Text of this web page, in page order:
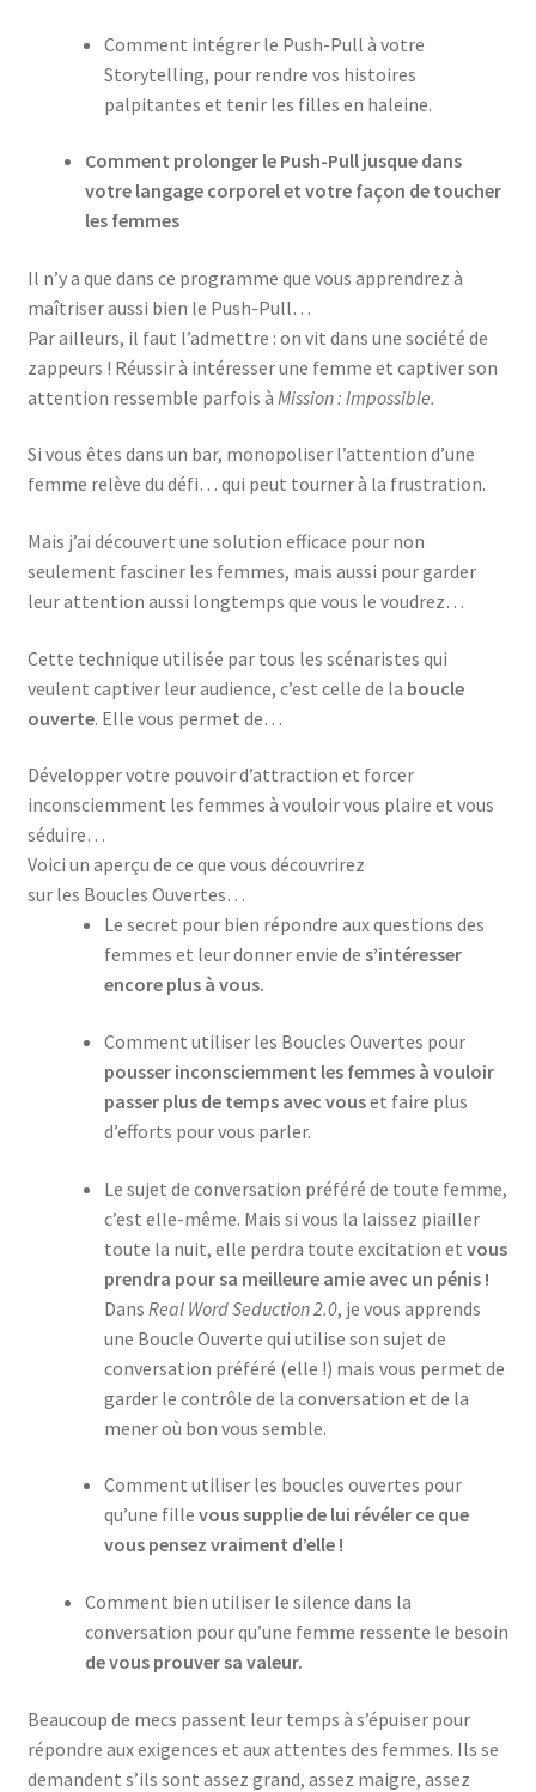
Comment intégrer le Push-Pull à votre
Storytelling, pour rendre vos histoires
palpitantes et tenir les filles en haleine.
Comment prolonger le Push-Pull jusque dans
votre langage corporel et votre façon de toucher
les femmes
Il n’y a que dans ce programme que vous apprendrez à
maîtriser aussi bien le Push-Pull…
Par ailleurs, il faut l’admettre : on vit dans une société de
zappeurs ! Réussir à intéresser une femme et captiver son
attention ressemble parfois à Mission : Impossible.
Si vous êtes dans un bar, monopoliser l’attention d’une
femme relève du défi… qui peut tourner à la frustration.
Mais j’ai découvert une solution efficace pour non
seulement fasciner les femmes, mais aussi pour garder
leur attention aussi longtemps que vous le voudrez…
Cette technique utilisée par tous les scénaristes qui
veulent captiver leur audience, c’est celle de la boucle
ouverte. Elle vous permet de…
Développer votre pouvoir d’attraction et forcer
inconsciemment les femmes à vouloir vous plaire et vous
séduire…
Voici un aperçu de ce que vous découvrirez
sur les Boucles Ouvertes…
Le secret pour bien répondre aux questions des
femmes et leur donner envie de s’intéresser
encore plus à vous.
Comment utiliser les Boucles Ouvertes pour
pousser inconsciemment les femmes à vouloir
passer plus de temps avec vouset faire plus
d’efforts pour vous parler.
Le sujet de conversation préféré de toute femme,
c’est elle-même. Mais si vous la laissez piailler
toute la nuit, elle perdra toute excitation et vous
prendra pour sa meilleure amie avec un pénis !
Dans Real Word Seduction 2.0, je vous apprends
une Boucle Ouverte qui utilise son sujet de
conversation préféré (elle !) mais vous permet de
garder le contrôle de la conversation et de la
mener où bon vous semble.
Comment utiliser les boucles ouvertes pour
qu’une fille vous supplie de lui révéler ce que
vous pensez vraiment d’elle !
Comment bien utiliser le silence dans la
conversation pour qu’une femme ressente le besoin
de vous prouver sa valeur.
Beaucoup de mecs passent leur temps à s’épuiser pour
répondre aux exigences et aux attentes des femmes. Ils se
demandent s’ils sont assez grand, assez maigre, assez